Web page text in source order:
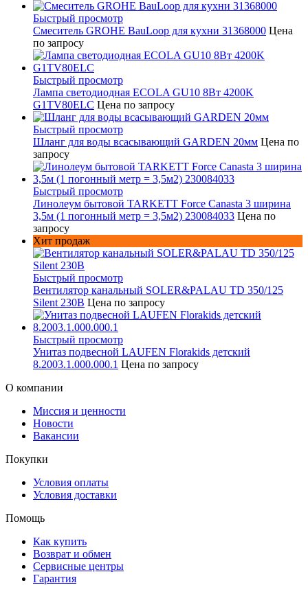
Быстрый просмотр
Смеситель GROHE BauLoop для кухни 31368000 Цена
по запросу
Быстрый просмотр
Лампа светодиодная ECOLA GU10 8Вт 4200K
G1TV80ELC Цена по запросу
Быстрый просмотр
Шланг для воды всасывающий GARDEN 20мм Цена по
запросу
Быстрый просмотр
Линолеум бытовой TARKETT Force Canasta 3 ширина
3,5м (1 погонный метр = 3,5м2) 230084033 Цена по
запросу
Хит продаж
Быстрый просмотр
Вентилятор канальный SOLER&PALAU TD 350/125
Silent 230В Цена по запросу
Быстрый просмотр
Унитаз подвесной LAUFEN Florakids детский
8.2003.1.000.000.1 Цена по запросу
О компании
Миссия и ценности
Новости
Вакансии
Покупки
Условия оплаты
Условия доставки
Помощь
Как купить
Возврат и обмен
Сервисные центры
Гарантия